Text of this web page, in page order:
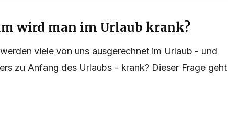
wird man im Urlaub krank?
viele von uns ausgerechnet im Urlaub - und
zu Anfang des Urlaubs - krank? Dieser Frage geht